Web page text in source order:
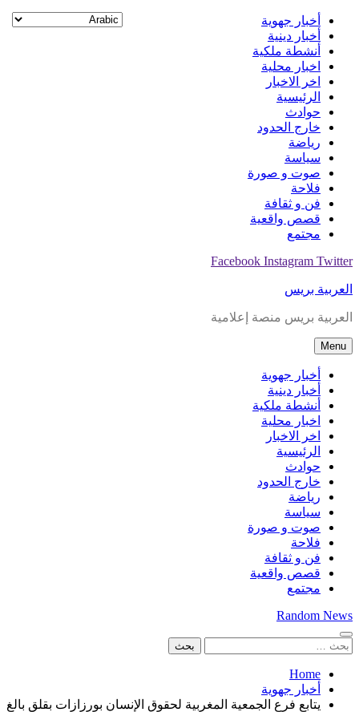
Skip
content
أخبار جهوية
أخبار دينية
أنشطة ملكية
اخبار محلية
اخر الاخبار
الرئيسية
حوادث
خارج الحدود
رياضة
سياسة
صوت و صورة
فلاحة
فن و ثقافة
قصص واقعية
مجتمع
Facebook Instagram Twitter
العربية بريس
العربية بريس منصة إعلامية
Menu
أخبار جهوية
أخبار دينية
أنشطة ملكية
اخبار محلية
اخر الاخبار
الرئيسية
حوادث
خارج الحدود
رياضة
سياسة
صوت و صورة
فلاحة
فن و ثقافة
قصص واقعية
مجتمع
Random News
البحث
Home
أخبار جهوية
يتابع فرع الجمعية المغربية لحقوق الإنسان بورزازات بقلق بالغ